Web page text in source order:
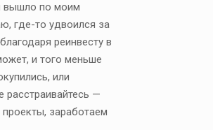
вышло по моим
где-то удвоился за
реинвесту в
и того меньше
или
расстраивайтесь —
заработаем